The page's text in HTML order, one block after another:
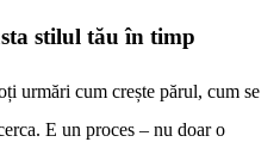
stilul tău în timp
urmări cum crește părul, cum se
E un proces – nu doar o